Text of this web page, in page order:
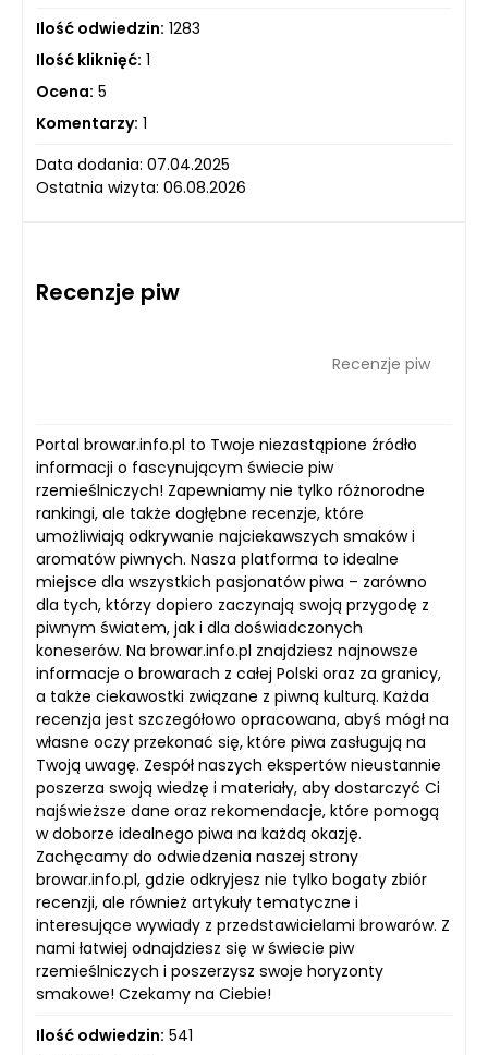
Ilość odwiedzin: 1283
Ilość kliknięć: 1
Ocena: 5
Komentarzy: 1
Data dodania: 07.04.2025
Ostatnia wizyta: 06.08.2026
Recenzje piw
Recenzje piw
Portal browar.info.pl to Twoje niezastąpione źródło
informacji o fascynującym świecie piw
rzemieślniczych! Zapewniamy nie tylko różnorodne
rankingi, ale także dogłębne recenzje, które
umożliwiają odkrywanie najciekawszych smaków i
aromatów piwnych. Nasza platforma to idealne
miejsce dla wszystkich pasjonatów piwa – zarówno
dla tych, którzy dopiero zaczynają swoją przygodę z
piwnym światem, jak i dla doświadczonych
koneserów. Na browar.info.pl znajdziesz najnowsze
informacje o browarach z całej Polski oraz za granicy,
a także ciekawostki związane z piwną kulturą. Każda
recenzja jest szczegółowo opracowana, abyś mógł na
własne oczy przekonać się, które piwa zasługują na
Twoją uwagę. Zespół naszych ekspertów nieustannie
poszerza swoją wiedzę i materiały, aby dostarczyć Ci
najświeższe dane oraz rekomendacje, które pomogą
w doborze idealnego piwa na każdą okazję.
Zachęcamy do odwiedzenia naszej strony
browar.info.pl, gdzie odkryjesz nie tylko bogaty zbiór
recenzji, ale również artykuły tematyczne i
interesujące wywiady z przedstawicielami browarów. Z
nami łatwiej odnajdziesz się w świecie piw
rzemieślniczych i poszerzysz swoje horyzonty
smakowe! Czekamy na Ciebie!
Ilość odwiedzin: 541